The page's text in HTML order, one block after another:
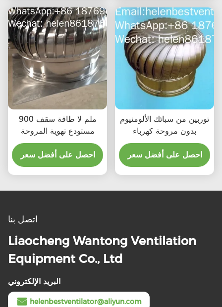
900 ملم لا طاقة سقف
مستودع تهوية المروحة
احصل على أفضل سعر
توربين من سبائك الألومنيوم
بدون مروحة كهرباء
احصل على أفضل سعر
اتصل بنا
Liaocheng Wantong Ventilation
Equipment Co., Ltd
البريد الإلكتروني
helenbestventilator@aliyun.com